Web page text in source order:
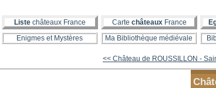
Liste châteaux France Carte châteauxFrance
Enigmes et Mystères Ma Bibliothèque médiévale
<< Château de ROUSSILLON -